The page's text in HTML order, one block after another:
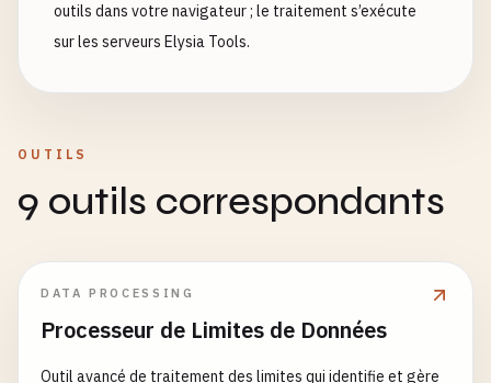
outils dans votre navigateur ; le traitement s’exécute
sur les serveurs Elysia Tools.
OUTILS
9 outils correspondants
DATA PROCESSING
Processeur de Limites de Données
Outil avancé de traitement des limites qui identifie et gère